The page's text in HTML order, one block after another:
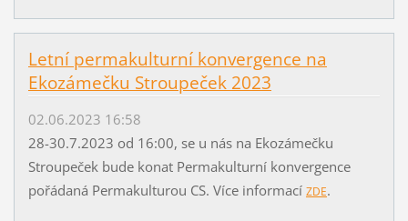
Letní permakulturní konvergence na
Ekozámečku Stroupeček 2023
02.06.2023 16:58
28-30.7.2023 od 16:00, se u nás na Ekozámečku
Stroupeček bude konat Permakulturní konvergence
pořádaná Permakulturou CS. Více informací ZDE.